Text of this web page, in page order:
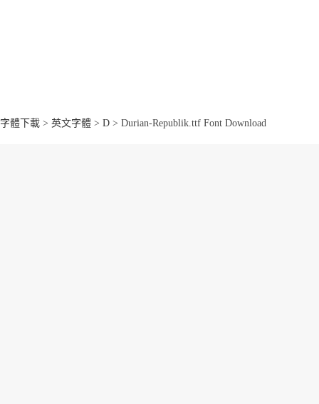
字體下載 > 英文字體 > D > Durian-Republik.ttf Font Download